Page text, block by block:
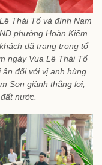
Thái Tổ và đình Nam
phường Hoàn Kiếm
đã trang trọng tổ
ngày Vua Lê Thái Tổ
đối với vị anh hùng
Sơn giành thắng lợi,
nước.